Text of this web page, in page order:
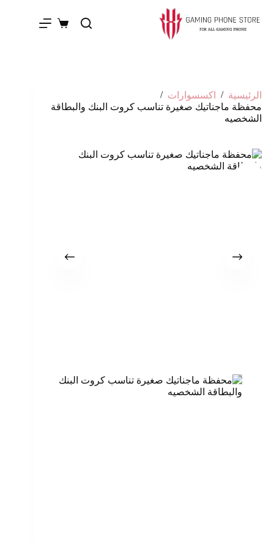
الرئيسية / اكسسوارات /
محفظة ماجناتيك صغيرة تناسب كروت البنك والبطاقة
الشخصيه